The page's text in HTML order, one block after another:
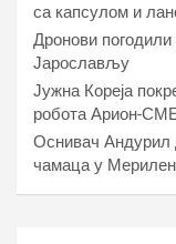
са капсулом и
Дронови
Јарослављу
Јужна Кореја
робота Арион-
Оснивач Андурил
чамаца у